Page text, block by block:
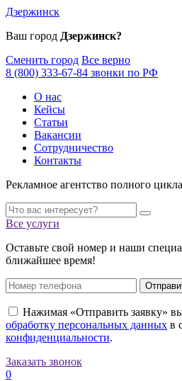
Дзержинск
Ваш город Дзержинск?
Сменить город Все верно
8 (800) 333-67-84 звонки по РФ
О нас
Кейсы
Статьи
Вакансии
Сотрудничество
Контакты
Рекламное агентство полного цикла
Все услуги
Оставьте свой номер и наши
ближайшее время!
Нажимая «Отправить заявку»
обработку персональных данных в
конфиденциальности.
Заказать звонок
0